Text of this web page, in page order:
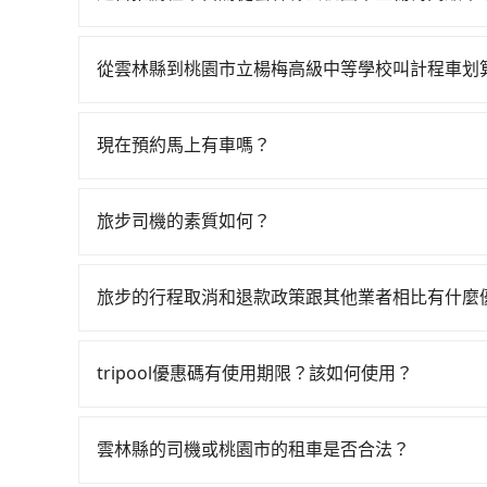
從雲林站前往桃園高鐵站，每人票價780元，再用
車的密度為雙北的0.4%，換句話說，臨時要叫小
資，而且更會額外浪費11分鐘在轉乘與等車上，
天就要來回，那在雲林路邊可隨租隨借的iRent應
小時40元路邊停車費用預估進去，但額外的汽車
凹的車門仍未被修理，每一次租車都好像在開樂
點仍有段距離，在遇到下雨天或者載行李時，就顯
從雲林縣到桃園市立楊梅高級中等學校叫計程車划
近的計程車隊，如華麗計程車、斗雲汽車行、泰
倍之多。再加上雲林縣有些計程車司機不按錶計
現在預約馬上有車嗎？
去桃園市立楊梅高級中等學校的車，最快也是四小
旅步司機的素質如何？
戶的評價，這些資訊將被用作後續的司機教育參考
旅步的行程取消和退款政策跟其他業者相比有什麼
車前一天的凌晨六點前完成取消訂單作業，旅步
tripool優惠碼有使用期限？該如何使用？
可直接折扣抵扣訂單費用。
雲林縣的司機或桃園市的租車是否合法？